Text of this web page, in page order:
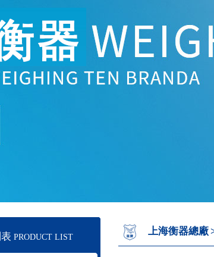
PRODUCT LIST
上海衡器總廠